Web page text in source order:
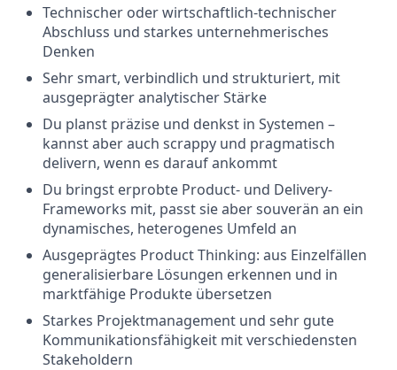
Technischer oder wirtschaftlich-technischer
Abschluss und starkes unternehmerisches
Denken
Sehr smart, verbindlich und strukturiert, mit
ausgeprägteranalytischerStärke
Du planst präzise und denkst in Systemen –
kannst aber auch scrappy und pragmatisch
delivern, wenn es darauf ankommt
Du bringst erprobte Product- und Delivery-
Frameworks mit, passt sie aber souverän an ein
dynamisches, heterogenes Umfeld an
Ausgeprägtes ProductThinking: aus Einzelfällen
generalisierbare Lösungen erkennen und in
marktfähige Produkte übersetzen
Starkes Projektmanagement und sehr gute
Kommunikationsfähigkeit mit verschiedensten
Stakeholdern